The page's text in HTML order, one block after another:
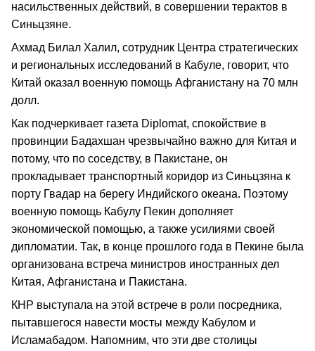
насильственных действий, в совершении терактов в
Синьцзяне.
Ахмад Билал Халил, сотрудник Центра стратегических
и региональных исследований в Кабуле, говорит, что
Китай оказал военную помощь Афганистану на 70 млн
долл.
Как подчеркивает газета Diplomat, спокойствие в
провинции Бадахшан чрезвычайно важно для Китая и
потому, что по соседству, в Пакистане, он
прокладывает транспортный коридор из Синьцзяна к
порту Гвадар на берегу Индийского океана. Поэтому
военную помощь Кабулу Пекин дополняет
экономической помощью, а также усилиями своей
дипломатии. Так, в конце прошлого года в Пекине была
организована встреча министров иностранных дел
Китая, Афганистана и Пакистана.
КНР выступала на этой встрече в роли посредника,
пытавшегося навести мосты между Кабулом и
Исламабадом. Напомним, что эти две столицы